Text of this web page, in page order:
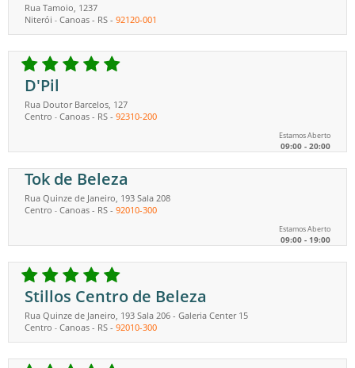
Rua Tamoio, 1237
Niterói - Canoas - RS - 92120-001
D'Pil
Rua Doutor Barcelos, 127
Centro - Canoas - RS - 92310-200
Estamos Aberto
09:00 - 20:00
Tok de Beleza
Rua Quinze de Janeiro, 193 Sala 208
Centro - Canoas - RS - 92010-300
Estamos Aberto
09:00 - 19:00
Stillos Centro de Beleza
Rua Quinze de Janeiro, 193 Sala 206 - Galeria Center 15
Centro - Canoas - RS - 92010-300